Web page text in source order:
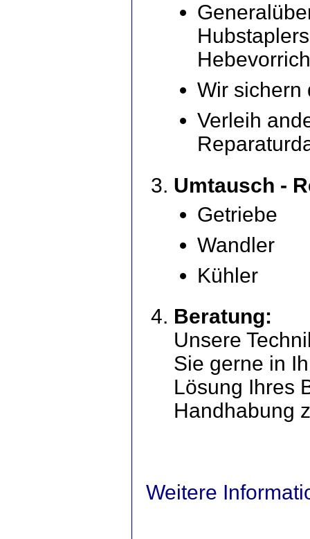
Wir sichern
Verleih
Umtausch -
Getriebe
Wandler
Kühler
Beratung:
Unsere
Sie gerne in
Lösung Ihres
Handhabung
Weitere